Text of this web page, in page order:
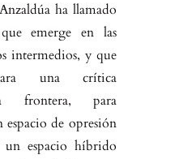
ha llamado
que emerge en las
intermedios, y que
una crítica
frontera, para
espacio de opresión
espacio híbrido